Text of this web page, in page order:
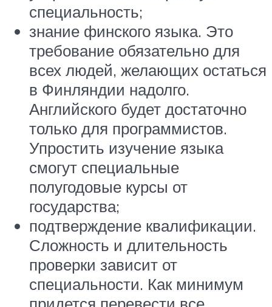
специальность;
знание финского языка. Это
требование обязательно для
всех людей, желающих остаться
в Финляндии надолго.
Английского будет достаточно
только для программистов.
Упростить изучение языка
смогут специальные
полугодовые курсы от
государства;
подтверждение квалификации.
Сложность и длительность
проверки зависит от
специальности. Как минимум